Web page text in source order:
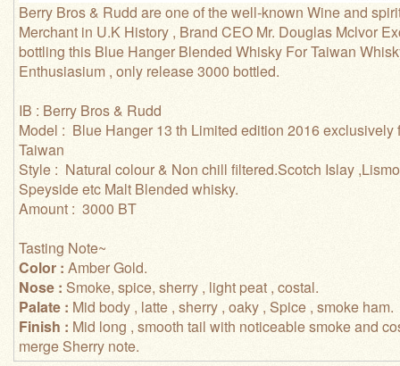
Berry Bros & Rudd are one of the well-known Wine and
Merchant in U.K History , Brand CEO Mr. Douglas Mclvor
bottling this Blue Hanger Blended Whisky For Taiwan
Enthusiasium , only release 3000 bottled.
IB : Berry Bros & Rudd
Model : Blue Hanger 13 th Limited edition 2016 exclusively
Taiwan
Style : Natural colour & Non chill filtered.Scotch Islay
Speyside etc Malt Blended whisky.
Amount : 3000 BT
Tasting Note~
Color : Amber Gold.
Nose : Smoke, spice, sherry , light peat , costal.
Palate : Mid body , latte , sherry , oaky , Spice , smoke ham.
Finish : Mid long , smooth tail with noticeable smoke and
merge Sherry note.